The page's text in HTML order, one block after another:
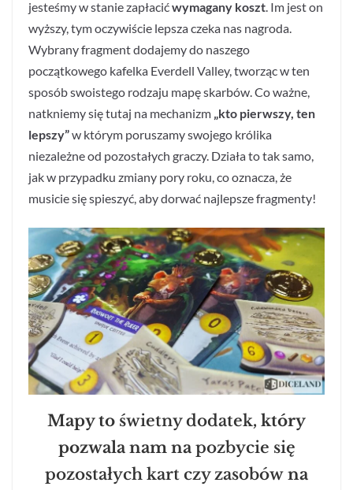
jesteśmy w stanie zapłacićwymagany koszt . Im jest on
wyższy, tym oczywiście lepsza czeka nas nagroda.
Wybrany fragment dodajemy do naszego
początkowego kafelka Everdell Valley, tworząc w ten
sposób swoistego rodzaju mapę skarbów. Co ważne,
natkniemy się tutaj na mechanizm „kto pierwszy, ten
lepszy”w którym poruszamy swojego królika
niezależne od pozostałych graczy. Działa to tak samo,
jak w przypadku zmiany pory roku, co oznacza, że
musicie się spieszyć, aby dorwać najlepsze fragmenty!
Mapy to świetny dodatek, który
pozwala nam napozbycie się
pozostałych kart czy zasobów na